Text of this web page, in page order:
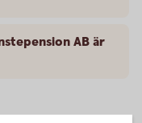
AB är